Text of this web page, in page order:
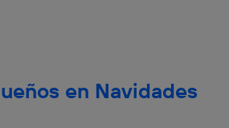
en Navidades